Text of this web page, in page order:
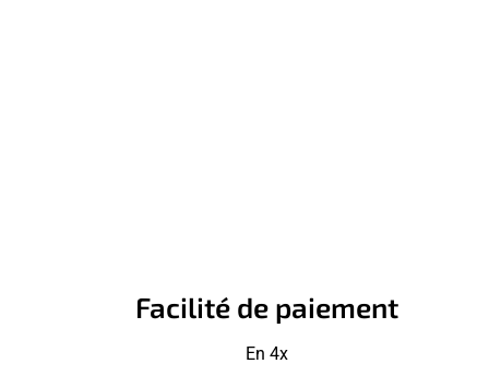
Facilité de paiement
En 4x